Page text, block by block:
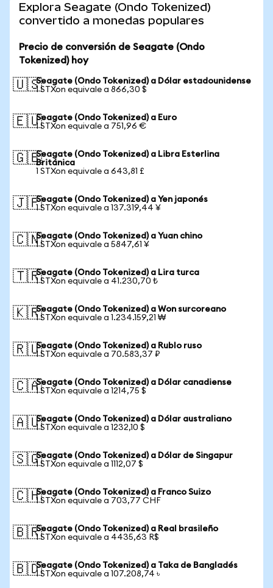
Explora Seagate (Ondo Tokenized)
convertido a monedas populares
Precio de conversión de Seagate (Ondo
Tokenized) hoy
🇺🇸Seagate (Ondo Tokenized) a Dólar estadounidense
1 STXon equivale a 866,30 $
🇪🇺Seagate (Ondo Tokenized) a Euro
1 STXon equivale a 751,96 €
🇬🇧Seagate (Ondo Tokenized) a Libra Esterlina
Británica
1 STXon equivale a 643,81 £
🇯🇵Seagate (Ondo Tokenized) a Yen japonés
1 STXon equivale a 137.319,44 ¥
🇨🇳Seagate (Ondo Tokenized) a Yuan chino
1 STXon equivale a 5847,61 ¥
🇹🇷Seagate (Ondo Tokenized) a Lira turca
1 STXon equivale a 41.230,70 ₺
🇰🇷Seagate (Ondo Tokenized) a Won surcoreano
1 STXon equivale a 1.234.159,21 ₩
🇷🇺Seagate (Ondo Tokenized) a Rublo ruso
1 STXon equivale a 70.583,37 ₽
🇨🇦Seagate (Ondo Tokenized) a Dólar canadiense
1 STXon equivale a 1214,75 $
🇦🇺Seagate (Ondo Tokenized) a Dólar australiano
1 STXon equivale a 1232,10 $
🇸🇬Seagate (Ondo Tokenized) a Dólar de Singapur
1 STXon equivale a 1112,07 $
🇨🇭Seagate (Ondo Tokenized) a Franco Suizo
1 STXon equivale a 703,77 CHF
🇧🇷Seagate (Ondo Tokenized) a Real brasileño
1 STXon equivale a 4435,63 R$
🇧🇩Seagate (Ondo Tokenized) a Taka de Bangladés
1 STXon equivale a 107.208,74 ৳